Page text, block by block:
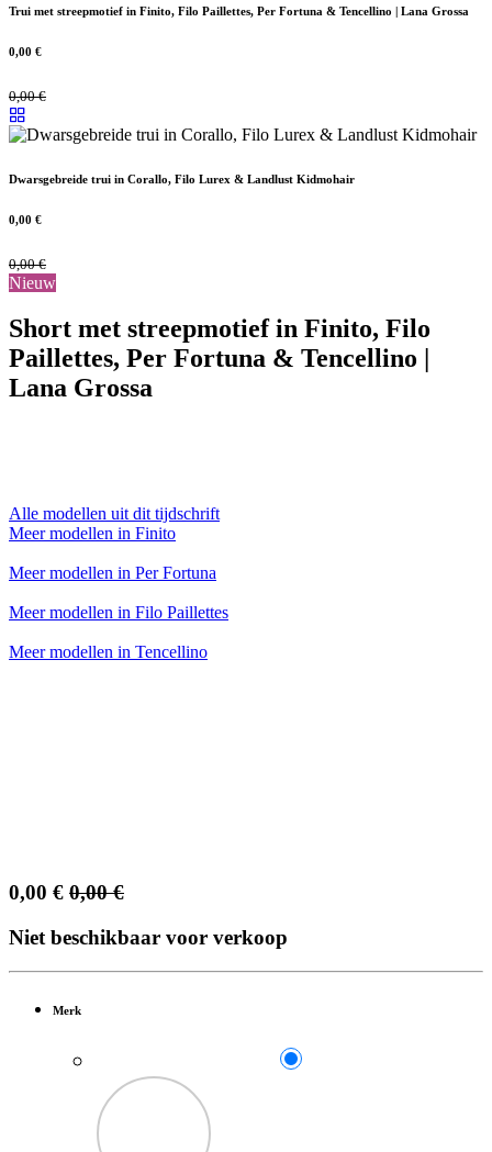
Trui met streepmotief in Finito, Filo Paillettes, Per Fortuna & Tencellino | Lana Grossa
0,00 €
0,00€
Dwarsgebreide trui in Corallo, Filo Lurex & Landlust Kidmohair
0,00 €
0,00€
Nieuw
Short met streepmotief in Finito, Filo
Paillettes, Per Fortuna & Tencellino |
Lana Grossa
Alle modellen uit dit tijdschrift
Meer modellen in Finito
Meer modellen in Per Fortuna
Meer modellen in Filo Paillettes
Meer modellen in Tencellino
0,00 € 0,00€
Niet beschikbaar voor verkoop
Merk